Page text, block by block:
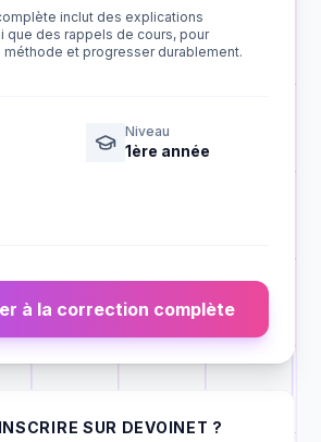
inclut des explications
que des rappels de cours, pour
méthode et progresser durablement.
Niveau
1ère année
à la correction complète
SUR DEVOINET ?